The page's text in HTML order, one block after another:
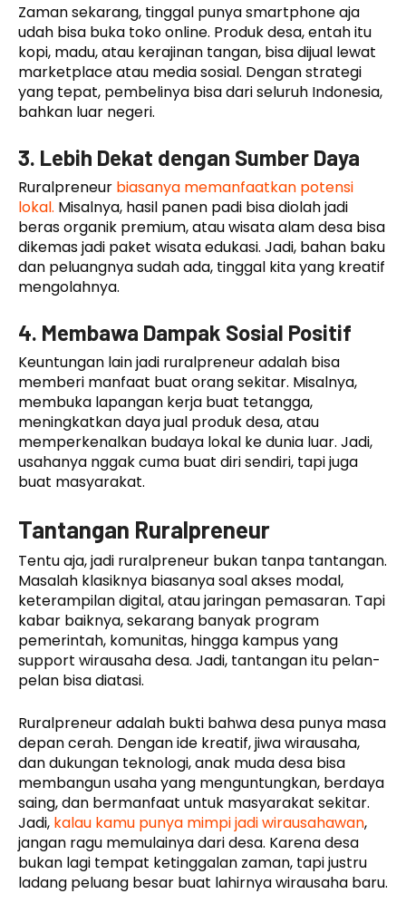
Zaman sekarang, tinggal punya smartphone aja
udah bisa buka toko online. Produk desa, entah itu
kopi, madu, atau kerajinan tangan, bisa dijual lewat
marketplace atau media sosial. Dengan strategi
yang tepat, pembelinya bisa dari seluruh Indonesia,
bahkan luar negeri.
3. Lebih Dekat dengan Sumber Daya
Ruralpreneur biasanya memanfaatkan potensi
lokal. Misalnya, hasil panen padi bisa diolah jadi
beras organik premium, atau wisata alam desa bisa
dikemas jadi paket wisata edukasi. Jadi, bahan baku
dan peluangnya sudah ada, tinggal kita yang kreatif
mengolahnya.
4. Membawa Dampak Sosial Positif
Keuntungan lain jadi ruralpreneur adalah bisa
memberi manfaat buat orang sekitar. Misalnya,
membuka lapangan kerja buat tetangga,
meningkatkan daya jual produk desa, atau
memperkenalkan budaya lokal ke dunia luar. Jadi,
usahanya nggak cuma buat diri sendiri, tapi juga
buat masyarakat.
Tantangan Ruralpreneur
Tentu aja, jadi ruralpreneur bukan tanpa tantangan.
Masalah klasiknya biasanya soal akses modal,
keterampilan digital, atau jaringan pemasaran. Tapi
kabar baiknya, sekarang banyak program
pemerintah, komunitas, hingga kampus yang
support wirausaha desa. Jadi, tantangan itu pelan-
pelan bisa diatasi.
Ruralpreneur adalah bukti bahwa desa punya masa
depan cerah. Dengan ide kreatif, jiwa wirausaha,
dan dukungan teknologi, anak muda desa bisa
membangun usaha yang menguntungkan, berdaya
saing, dan bermanfaat untuk masyarakat sekitar.
Jadi, kalau kamu punya mimpi jadi wirausahawan,
jangan ragu memulainya dari desa. Karena desa
bukan lagi tempat ketinggalan zaman, tapi justru
ladang peluang besar buat lahirnya wirausaha baru.